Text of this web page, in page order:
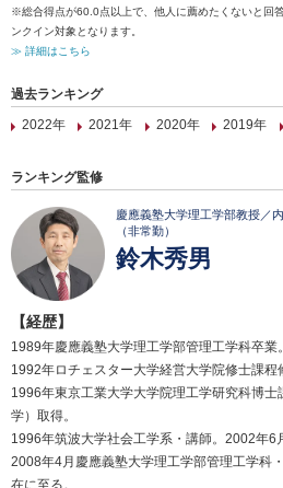
※総合得点が60.0点以上で、他人に薦めたくないと回
ンクイン対象となります。
≫ 詳細はこちら
過去ランキング
2022年
2021年 2020年 2019年
ランキング監修
慶應義塾大学理工学部教授／
（非常勤）
鈴木秀男
【経歴】
1989年慶應義塾大学理工学部管理工学科卒業。
1992年ロチェスター大学経営大学院修士課程
1996年東京工業大学大学院理工学研究科博
学）取得。
1996年筑波大学社会工学系・講師。2002年6
2008年4月慶應義塾大学理工学部管理工学科
在に至る。